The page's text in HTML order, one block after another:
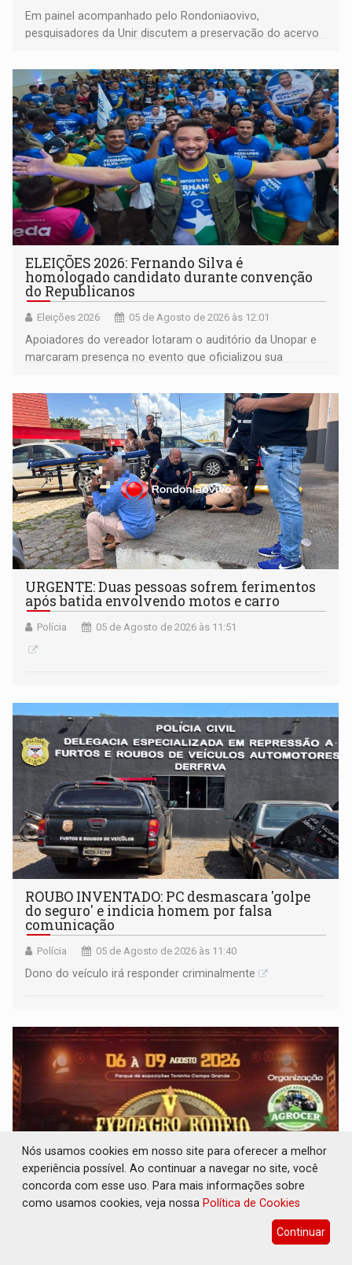
Em painel acompanhado pelo Rondoniaovivo,
pesquisadores da Unir discutem a preservação do acervo
memória como bússola para o futuro
ELEIÇÕES 2026: Fernando Silva é
homologado candidato durante convenção
do Republicanos
Eleições 2026 05 de Agosto de 2026 às 12:01
Apoiadores do vereador lotaram o auditório da Unopar e
marcaram presença no evento que oficializou sua
URGENTE: Duas pessoas sofrem ferimentos
após batida envolvendo motos e carro
Polícia 05 de Agosto de 2026 às 11:51
ROUBO INVENTADO: PC desmascara 'golpe
do seguro' e indicia homem por falsa
comunicação
Polícia 05 de Agosto de 2026 às 11:40
Dono do veículo irá responder criminalmente
EXPOAGRO: Rodeio movimenta Cerejeiras
com quatro dias de atrações e entrada
Nós usamos cookies em nosso site para oferecer a melhor
experiência possível. Ao continuar a navegar no site, você
concorda com esse uso. Para mais informações sobre
como usamos cookies, veja nossa Política de Cookies
Continuar